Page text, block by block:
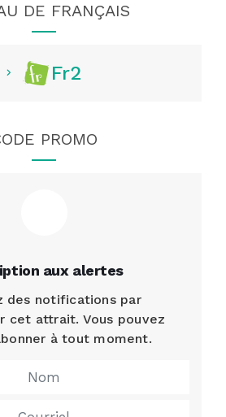
DE FRANÇAIS
Fr2
PROMO
aux alertes
des notifications par
cet attrait. Vous pouvez
à tout moment.